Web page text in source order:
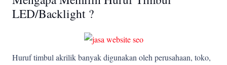
LED/Backlight ?
Huruf timbul akrilik banyak digunakan oleh perusahaan, toko,